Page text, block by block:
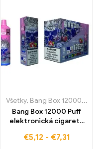
pôžitku – ideálne pre
intenzívne a dlhodobé
parenie
Jednorazové e-cigaretky,
Všetky, Bang Box 12000 Pufov
Bang Box 12000 Puff
elektronická cigareta
jednorazové
€5,12 - €7,31